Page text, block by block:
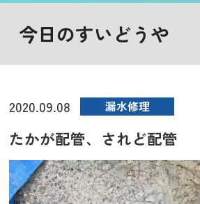
今日のすいどうや
2020.09.08 漏水修理
たかが配管、されど配管